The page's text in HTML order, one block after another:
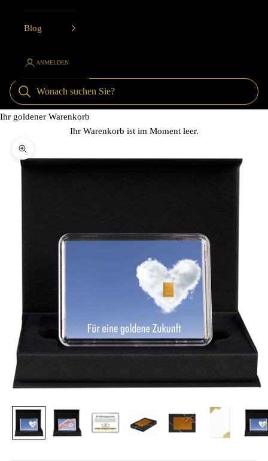
Blog
ANMELDEN
Ihr goldener Warenkorb
Ihr Warenkorb ist im Moment leer.
Bild vergrößern